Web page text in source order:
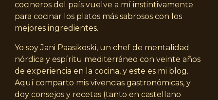
cocineros del país vuelve a mí instintivamente
para cocinar los platos más sabrosos con los
mejores ingredientes.
Yo soy Jani Paasikoski, un chef de mentalidad
nórdica y espíritu mediterráneo con veinte años
de experiencia en la cocina, y este es mi blog.
Aquí comparto mis vivencias gastronómicas, y
doy consejos y recetas (tanto en castellano